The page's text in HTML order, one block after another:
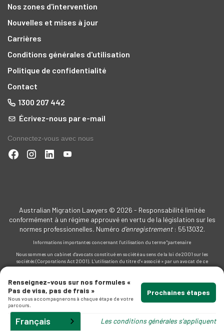
Nos zones d'intervention
Nouvelles et mises à jour
Carrières
Conditions générales d'utilisation
Politique de confidentialité
Contact
1300 207 442
Écrivez-nous par e-mail
Connectez-vous avec nous
Australian Migration Lawyers © 2026 - Responsabilité limitée
conformément à un régime approuvé en vertu de la législation sur les
normes professionnelles. Numéro d'enregistrement : 5513032.
Informations importantes concernant l'utilisation du terme "partenaire
Nous sommes un cabinet d'avocats constitué en société au sens de la loi de 2001 sur les
sociétés (Corporations Act 2001). L'utilisation du titre d'« associé » par un avocat de ce
cabinet sert à indiquer son ancienneté et ne signifie pas, ni n'a pour but de signifier, que le
ce titre ne signifie pas, ni n'a pour but de signifier, qu'il existe en droit une société de
personnes au sens de la loi sur les sociétés de personnes (Partnership Act).
Renseignez-vous sur nos formules «
Pas de visa, pas de frais »
Nous vous accompagnerons à chaque étape de votre
parcours.
Prochaines étapes
Les conditions générales s'appliquent
Français